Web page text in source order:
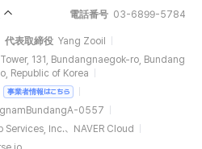
電話番号 03-6899-5784
代表取締役 Yang Zooil
131, Bundangnaegok-ro, Bundang
Republic of Korea
事業者情報はこちら
0557
Services, Inc.、NAVER Cloud